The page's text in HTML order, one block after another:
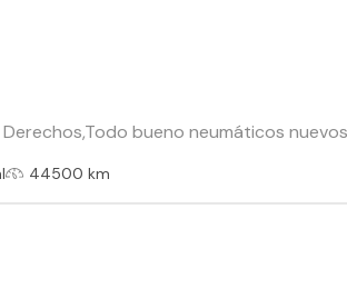
bueno neumáticos
44500 km